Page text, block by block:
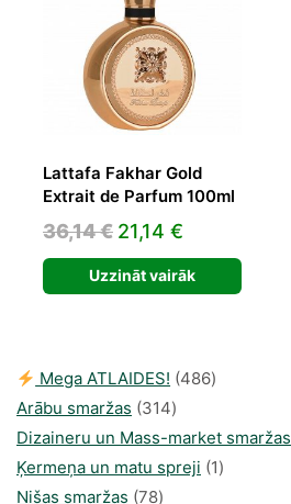
Lattafa Fakhar Gold
Extrait de Parfum 100ml
36,14€ Original
price
was:
21,14 €
price
is:
Uzzināt vairāk
Mega ATLAIDES! 486486
Arābu smaržas 314314
produkti
Dizaineru un Mass-market smaržas
Ķermeņa un matu spreji 11
Nišas smaržas 7878